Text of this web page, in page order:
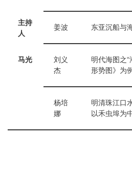
主持
人
马光
姜波 东亚沉船与
刘义
杰
明代海图之
形势图》为例
杨培
娜
明清珠江口
以禾虫埠为